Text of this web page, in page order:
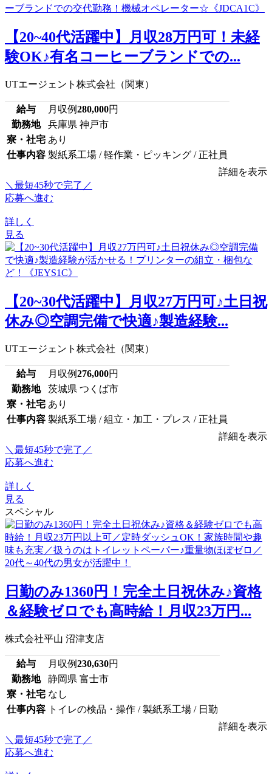
【20~40代活躍中】月収28万円可！未経
験OK♪有名コーヒーブランドでの...
UTエージェント株式会社（関東）
給与 月収例280,000円
勤務地
兵庫県 神戸市
寮・社宅 あり
仕事内容 製紙系工場 / 軽作業・ピッキング / 正社員
詳細を表示
＼最短45秒で完了／
応募へ進む
詳しく
見る
【20~30代活躍中】月収27万円可♪土日祝
休み◎空調完備で快適♪製造経験...
UTエージェント株式会社（関東）
給与 月収例276,000円
勤務地
茨城県 つくば市
寮・社宅 あり
仕事内容 製紙系工場 / 組立・加工・プレス / 正社員
詳細を表示
＼最短45秒で完了／
応募へ進む
詳しく
見る
スペシャル
日勤のみ1360円！完全土日祝休み♪資格
＆経験ゼロでも高時給！月収23万円...
株式会社平山 沼津支店
給与 月収例230,630円
勤務地
静岡県 富士市
寮・社宅 なし
仕事内容 トイレの検品・操作 / 製紙系工場 / 日勤
詳細を表示
＼最短45秒で完了／
応募へ進む